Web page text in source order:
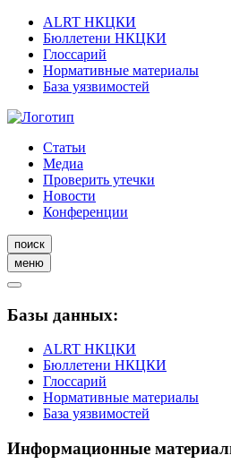
ALRT НКЦКИ
Бюллетени НКЦКИ
Глоссарий
Нормативные материалы
База уязвимостей
Статьи
Медиа
Проверить утечки
Новости
Конференции
поиск
меню
Базы данных:
ALRT НКЦКИ
Бюллетени НКЦКИ
Глоссарий
Нормативные материалы
База уязвимостей
Информационные